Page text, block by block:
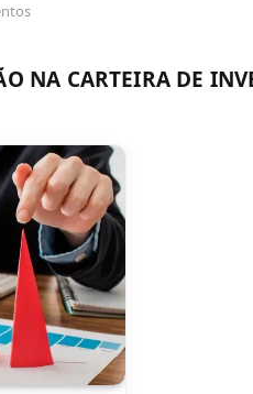
NA CARTEIRA DE